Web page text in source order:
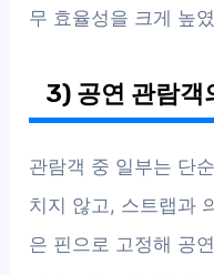
무 효율성을 크게 높
3) 공연 관람객
관람객 중 일부는 단
치지 않고, 스트랩과
은 핀으로 고정해 공